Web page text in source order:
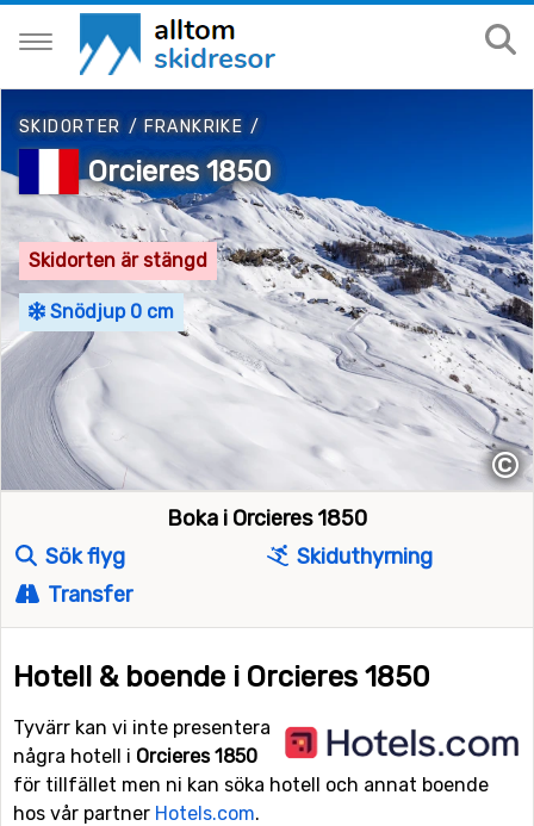
SKIDORTER / FRANKRIKE /
Orcieres 1850
Skidorten är stängd
Snödjup 0 cm
©
Boka i Orcieres 1850
Sök flyg
Skiduthyrning
Transfer
Hotell & boende i Orcieres 1850
Tyvärr kan vi inte presentera
några hotell i Orcieres 1850
för tillfället men ni kan söka hotell och annat boende
hos vår partner Hotels.com.